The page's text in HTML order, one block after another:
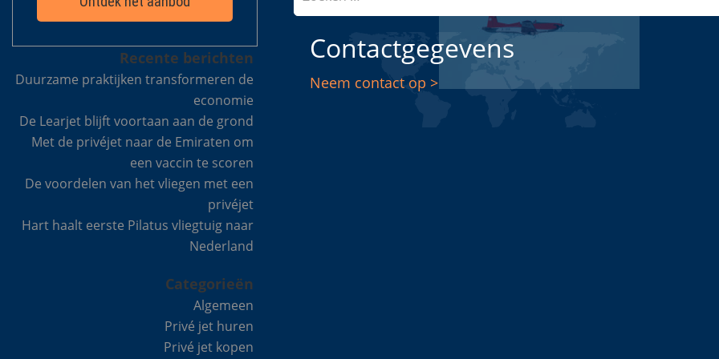
Recente berichten
Duurzame praktijken transformeren de
economie
De Learjet blijft voortaan aan de grond
Met de privéjet naar de Emiraten om
een vaccin te scoren
De voordelen van het vliegen met een
privéjet
Hart haalt eerste Pilatus vliegtuig naar
Nederland
Categorieën
Algemeen
Privé jet huren
Privé jet kopen
Contactgegevens
Neem contact op >